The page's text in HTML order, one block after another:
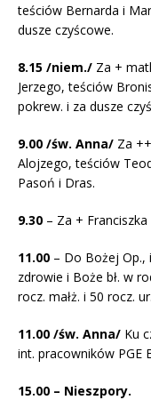
teściów Bernarda i
dusze czyścowe.
8.15 /niem./ Za +
Jerzego, teściów
pokrew. i za dusze
9.00 /św. Anna/ Za
Alojzego, teściów
Pasoń i Dras.
9.30 – Za +
11.00 – Do Bożej Op.,
zdrowie i Boże bł. w
rocz. małż. i 50 rocz.
11.00 /św. Anna/ Ku
int. pracowników PGE
15.00 – Nieszpory.